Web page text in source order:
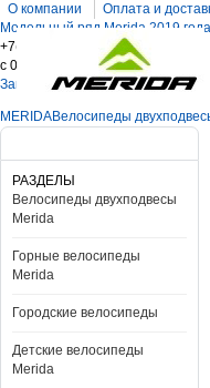
О компании Оплата и
Модельный ряд Merida 2019 года
+7(812)209-28-03
c 09 до 20
Заказать обратный звонок
MERIDAВелосипеды
РАЗДЕЛЫ
Велосипеды двухподвесы
Merida
Горные велосипеды
Merida
Городские велосипеды
Детские велосипеды
Merida